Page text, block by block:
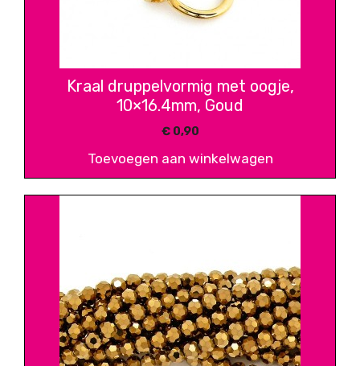
Kraal druppelvormig met oogje,
10×16.4mm, Goud
€0,90
Toevoegen aan winkelwagen